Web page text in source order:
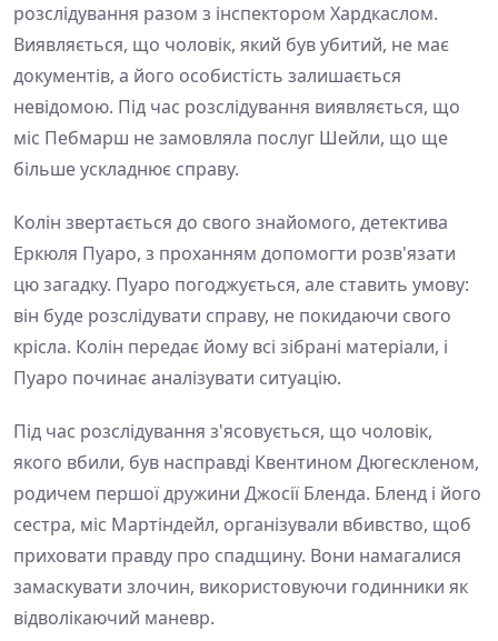
розслідування разом з інспектором Хардкаслом.
Виявляється, що чоловік, який був убитий, не має
документів, а його особистість залишається
невідомою. Під час розслідування виявляється, що
міс Пебмарш не замовляла послуг Шейли, що ще
більше ускладнює справу.
Колін звертається до свого знайомого, детектива
Еркюля Пуаро, з проханням допомогти розв'язати
цю загадку. Пуаро погоджується, але ставить умову:
він буде розслідувати справу, не покидаючи свого
крісла. Колін передає йому всі зібрані матеріали, і
Пуаро починає аналізувати ситуацію.
Під час розслідування з'ясовується, що чоловік,
якого вбили, був насправді Квентином Дюгескленом,
родичем першої дружини Джосії Бленда. Бленд і його
сестра, міс Мартіндейл, організували вбивство, щоб
приховати правду про спадщину. Вони намагалися
замаскувати злочин, використовуючи годинники як
відволікаючий маневр.